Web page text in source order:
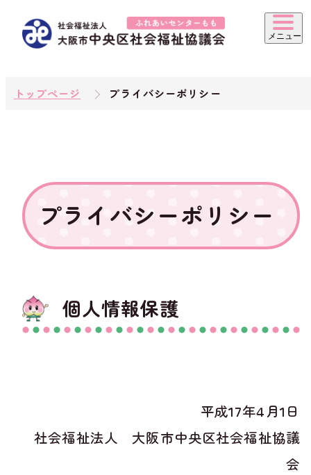
トップページ プライバシーポリシー
プライバシーポリシー
個人情報保護
平成17年4月1日
社会福祉法人 大阪市中央区社会福祉協議
会